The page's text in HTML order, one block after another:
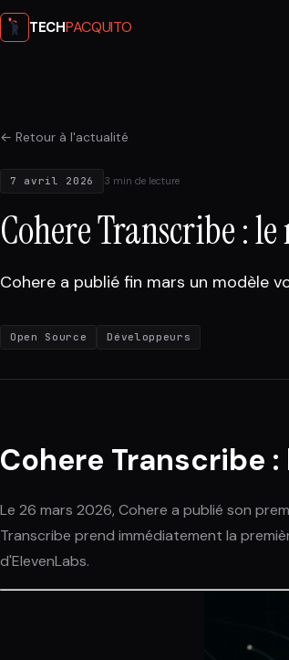
TECHPACQUITO
← Retour à l'actualité
7 avril 2026 3 min de lecture
Cohere Transcribe :
Cohere a publié fin mars un modèle
Open Source Développeurs
Cohere Transcribe
Le 26 mars 2026, Cohere a publié son
Transcribe prend immédiatement la
d'ElevenLabs.